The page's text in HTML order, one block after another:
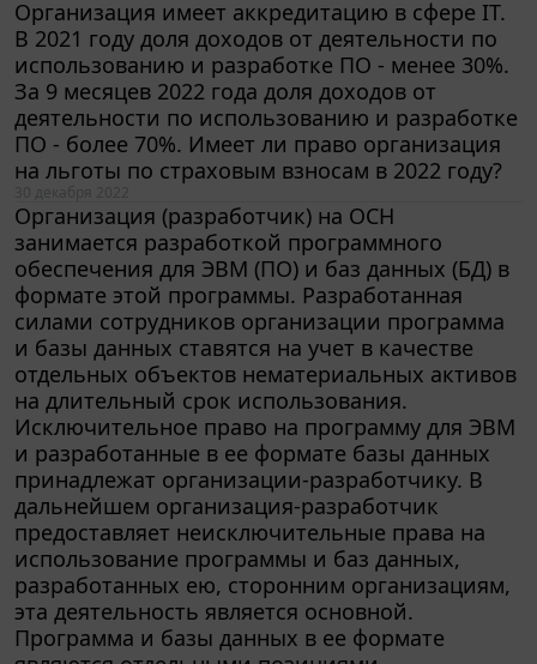
В 2021 году доля доходов от деятельности по
использованию и разработке ПО - менее 30%.
За 9 месяцев 2022 года доля доходов от
деятельности по использованию и разработке
ПО - более 70%. Имеет ли право организация
на льготы по страховым взносам в 2022 году?
30 декабря 2022
занимается разработкой программного
обеспечения для ЭВМ (ПО) и баз данных (БД) в
формате этой программы. Разработанная
силами сотрудников организации программа
и базы данных ставятся на учет в качестве
отдельных объектов нематериальных активов
на длительный срок использования.
Исключительное право на программу для ЭВМ
и разработанные в ее формате базы данных
принадлежат организации-разработчику. В
дальнейшем организация-разработчик
предоставляет неисключительные права на
использование программы и баз данных,
разработанных ею, сторонним организациям,
эта деятельность является основной.
Программа и базы данных в ее формате
являются отдельными позициями